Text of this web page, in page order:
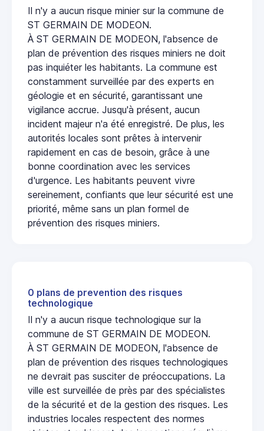
Il n'y a aucun risque minier sur la commune de
ST GERMAIN DE MODEON.
À ST GERMAIN DE MODEON, l'absence de
plan de prévention des risques miniers ne doit
pas inquiéter les habitants. La commune est
constamment surveillée par des experts en
géologie et en sécurité, garantissant une
vigilance accrue. Jusqu'à présent, aucun
incident majeur n'a été enregistré. De plus, les
autorités locales sont prêtes à intervenir
rapidement en cas de besoin, grâce à une
bonne coordination avec les services
d'urgence. Les habitants peuvent vivre
sereinement, confiants que leur sécurité est une
priorité, même sans un plan formel de
prévention des risques miniers.
0 plans de prevention des risques
technologique
Il n'y a aucun risque technologique sur la
commune de ST GERMAIN DE MODEON.
À ST GERMAIN DE MODEON, l'absence de
plan de prévention des risques technologiques
ne devrait pas susciter de préoccupations. La
ville est surveillée de près par des spécialistes
de la sécurité et de la gestion des risques. Les
industries locales respectent des normes